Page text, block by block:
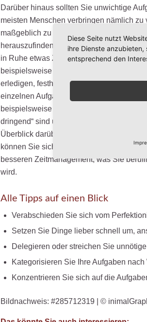
Darüber hinaus sollten Sie unwichtige
meisten Menschen verbringen nämlich
maßgeblich zu ihrem Erfolg beitragen und
herauszufinden, welche Aufgaben das In
in Ruhe etwas Zeit nehmen und darüber
beispielsweise eine Liste an, auf der Sie
erledigen, festhalten. Schauen Sie diese
einzelnen Aufgaben verschiedenen
beispielsweise Aufgaben, die „dringend“
dringend“ sind und die gar nichts von
Überblick darüber haben, welche
können Sie sich diesen Aufgaben besser
besseren Zeitmanagement, was Sie
wird.
Alle Tipps auf einen Blick
Verabschieden Sie sich vom
Setzen Sie Dinge lieber schnell um,
Delegieren oder streichen Sie
Kategorisieren Sie Ihre Aufgaben
Konzentrieren Sie sich auf die
Bildnachweis: #285712319 | ©
Diese Seite nutzt
ihre Dienste
entsprechend den